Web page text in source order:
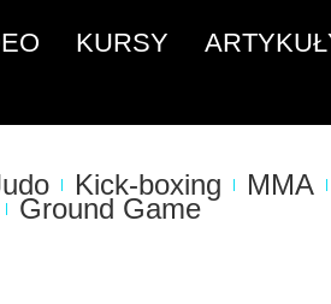
KURSY
Kick-boxing MMA
Ground Game